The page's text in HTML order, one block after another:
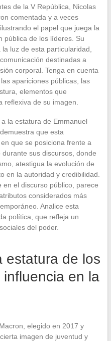
de la V República, Nicolas
comentada y a veces
el papel que juega la
pública de los líderes. Su
luz de esta particularidad,
destinadas a
corporal. Tenga en cuenta
apariciones públicas, las
elementos que
de su imagen.
la estatura de Emmanuel
que esta
que se posiciona frente a
sus discursos, donde
atestigua la evolución de
en la autoridad y credibilidad.
el discurso público, parece
considerados más
Analice esta
política, que refleja un
del poder.
estatura de los
en la
elegido en 2017 y
imagen de juventud y